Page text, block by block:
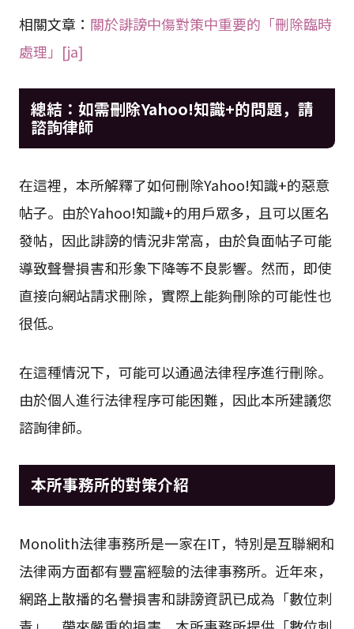
律師進行臨時處理申請。
相關文章：
處理」[ja]
總結：如需刪除Yahoo!知識+的問題，請
在這裡，本所解釋了如何刪除Yahoo!知識+的惡意
帖子。由於Yahoo!知識+的用戶眾多，且可以匿名
發帖，因此誹謗的情況非常高，由於負面帖子可能
導致聲譽損害和形象下降等不良影響。然而，即使
直接向網站請求刪除，實際上能夠刪除的可能性也
很低。
在這種情況下，可能可以通過法律程序進行刪除。
由於個人進行法律程序可能困難，因此本所建議您
諮詢律師。
Monolith法律事務所是一家在IT，特別是互聯網和
法律兩方面都有豐富經驗的法律事務所。近年來，